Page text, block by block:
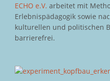
ECHO e.V. arbeitet mit
Erlebnispädagogik sowie
kulturellen und politischen
barrierefrei.